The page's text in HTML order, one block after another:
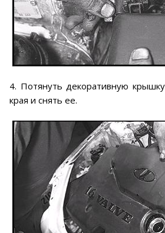
4. Потянуть декоративную
края и снять ее.